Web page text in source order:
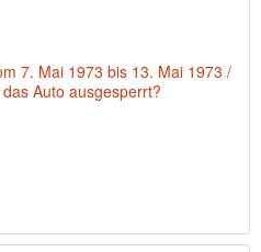
7. Mai 1973 bis 13. Mai 1973 /
Auto ausgesperrt?